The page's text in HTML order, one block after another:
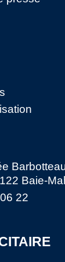
Baie-
22